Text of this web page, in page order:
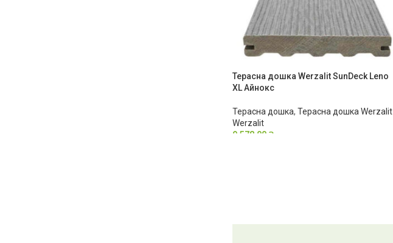
Терасна дошка Werzalit SunDeck Leno
XL Айнокс
Терасна дошка, Терасна дошка Werzalit
Werzalit
9,578.00 ₴